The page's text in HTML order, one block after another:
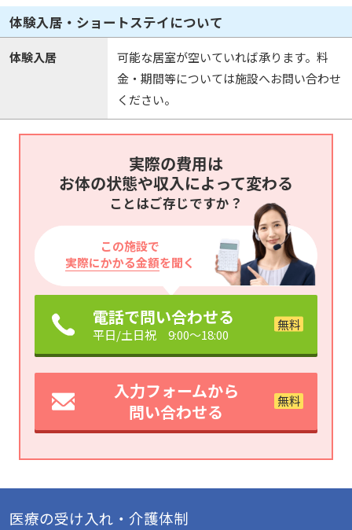
体験入居・ショートステイについて
体験入居
可能な居室が空いていれば承ります。料
金・期間等については施設へお問い合わせ
ください。
実際の費用は
お体の状態や収入によって変わる
ことはご存じですか？
この施設で
実際にかかる金額を聞く
電話で問い合わせる
平日/土日祝 9:00～18:00
入力フォームから
問い合わせる
医療の受け入れ・介護体制